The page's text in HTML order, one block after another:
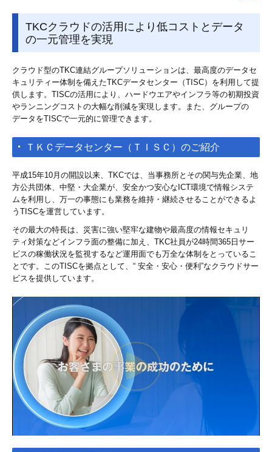
TKCクラウドの活用により低コストとデータ
の一元管理を実現
クラウド型のTKC連結グループソリューションは、最高度のデータセ
キュリティー体制を備えたTKCデータセンター（TISC）を利用して提
供します。TISCの活用により、ハードウエアやインフラ等の初期投資
やランニングコストの大幅な削減を実現します。また、グループの
データをTISCで一元的に管理できます。
ＴＫＣデータセンター（ＴＩＳＣ）のご紹介
平成15年10月の開設以来、TKCでは、当事務所とその関与先企業、地
方公共団体、中堅・大企業が、安全かつ安心なICT環境で情報システ
ムを利用し、万一の事態にも業務を維持・継続させることができるよ
うTISCを運営しています。
その最大の特長は、災害に強い堅牢な建物や最高度の情報セキュリ
ティ対策などインフラ面の整備に加え、TKC社員が24時間365日サー
ビスの稼働状況を監視するなど運用面でも万全な体制をとっているこ
とです。このTISCを拠点として、“ 安全・安心・便利”なクラウドサー
ビスを提供しています。